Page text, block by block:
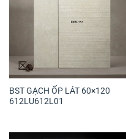
BST GẠCH ỐP LÁT 60×120
612LU612L01